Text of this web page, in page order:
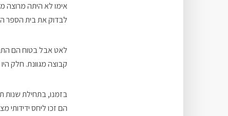
אימו לא היתה מרוצה
לבדוק את בית הספר
לאט אבל בטוח הם
קבוצה מגוונת. חלק
הם זכו ליחס ידידותי